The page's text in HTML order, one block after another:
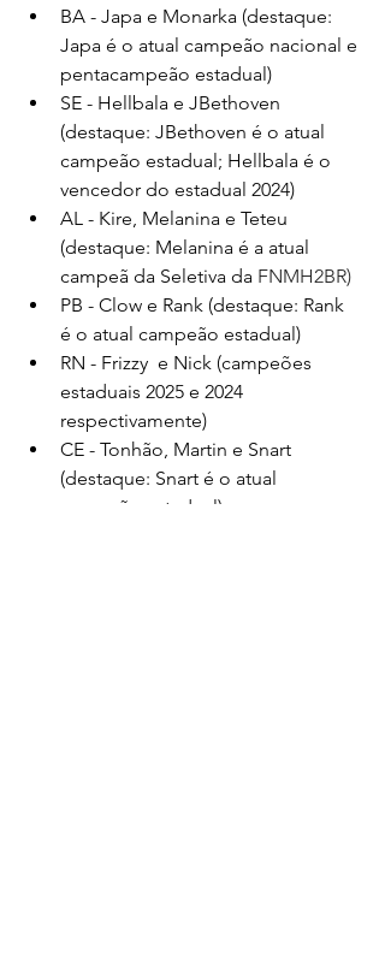
BA - Japa e Monarka (destaque:
Japa é o atual campeão nacional e
pentacampeão estadual)
SE - Hellbala e JBethoven
(destaque: JBethoven é o atual
campeão estadual; Hellbala é o
vencedor do estadual 2024)
AL - Kire, Melanina e Teteu
(destaque: Melanina é a atual
campeã da Seletiva da FNMH2BR)
PB - Clow e Rank (destaque: Rank
é o atual campeão estadual)
RN - Frizzy  e Nick (campeões
estaduais 2025 e 2024
respectivamente)
CE - Tonhão, Martin e Snart
(destaque: Snart é o atual
campeão estadual)